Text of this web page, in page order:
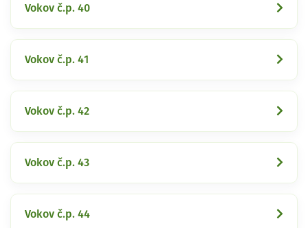
Vokov č.p. 40
Vokov č.p. 41
Vokov č.p. 42
Vokov č.p. 43
Vokov č.p. 44